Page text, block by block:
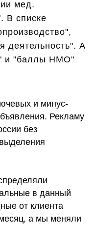
мед.
В списке
деятельность". А
и "баллы НМО"
и минус-
Рекламу
без
в данный
от клиента
а мы меняли